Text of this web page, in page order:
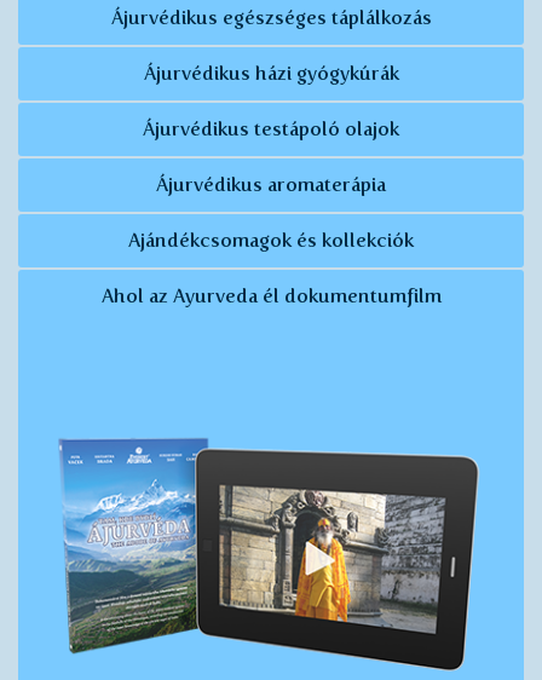
Ájurvédikus egészséges táplálkozás
Ájurvédikus házi gyógykúrák
Ájurvédikus testápoló olajok
Ájurvédikus aromaterápia
Ajándékcsomagok és kollekciók
Ahol az Ayurveda él dokumentumfilm